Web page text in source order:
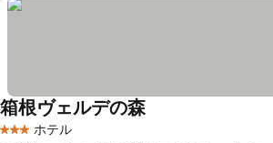
3 ホテルのランク
ホテル
箱根ヴェルデの森料金を表示